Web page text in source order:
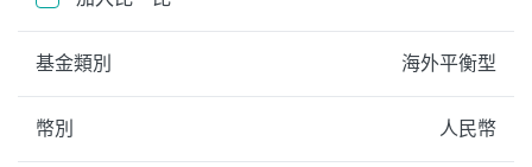
基金類別 海外平衡型
幣別 人民幣